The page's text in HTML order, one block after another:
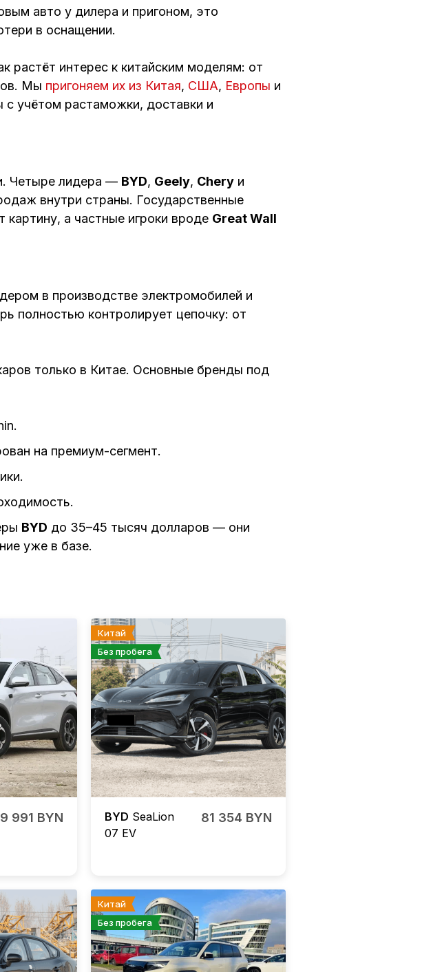
авто у дилера и пригоном, это
в оснащении.
растёт интерес к китайским моделям: от
Мы пригоняем их из Китая, США, Европы и
с учётом растаможки, доставки и
Четыре лидера — BYD, Geely, Chery и
внутри страны. Государственные
картину, а частные игроки вроде Great Wall
в производстве электромобилей и
полностью контролирует цепочку: от
только в Китае. Основные бренды под
на премиум-сегмент.
BYD до 35–45 тысяч долларов — они
уже в базе.
991 BYN
Китай
Без пробега
BYD SeaLion
07 EV
81 354 BYN
Китай
Без пробега